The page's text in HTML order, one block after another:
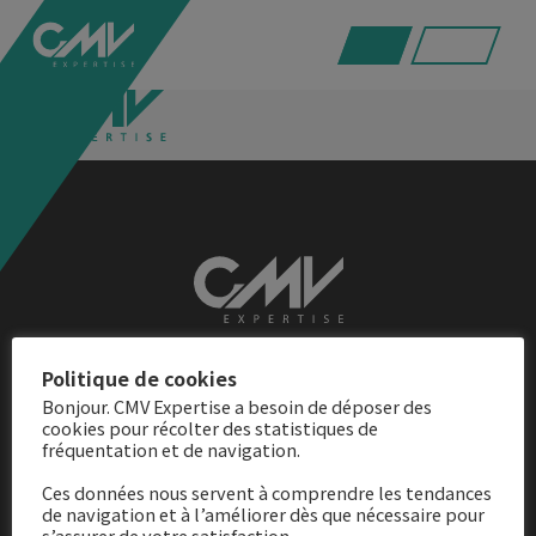
logo-cmv-expertise
Adresse
21 rue de l’Orgeval
77120 Coulommiers
Contact
Politique de cookies
Bonjour. CMV Expertise a besoin de déposer des
cookies pour récolter des statistiques de
fréquentation et de navigation.
Ces données nous servent à comprendre les tendances
de navigation et à l’améliorer dès que nécessaire pour